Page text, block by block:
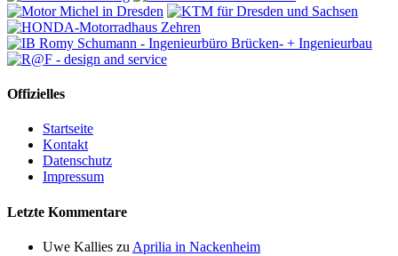
Offizielles
Startseite
Kontakt
Datenschutz
Impressum
Letzte Kommentare
Uwe Kallies zu Aprilia in Nackenheim